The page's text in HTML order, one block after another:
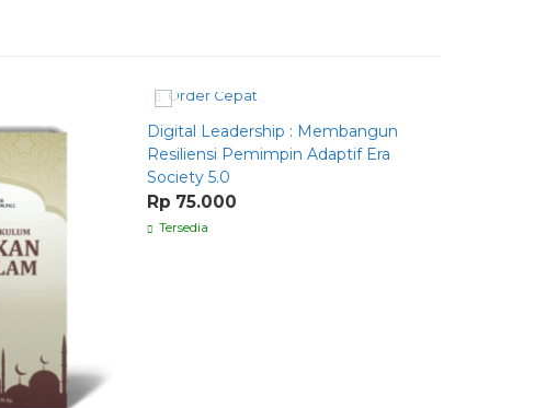
Order Cepat
Digital Leadership : Membangun
Resiliensi Pemimpin Adaptif Era
Society 5.0
Rp 75.000
Tersedia